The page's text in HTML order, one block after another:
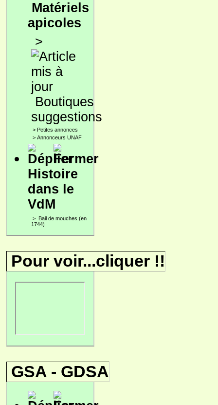
Matériels
apicoles
>
Boutiques
suggestions
> Petites annonces
> Annonceurs UNAF
Histoire
dans le
VdM
> Bail de mouches (en
1744)
Pour voir...cliquer !!
GSA - GDSA